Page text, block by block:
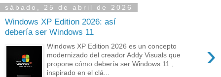
sábado, 25 de abril de 2026
Windows XP Edition 2026: así
debería ser Windows 11
›
Windows XP Edition 2026 es un concepto
modernizado del creador Addy Visuals que
propone cómo debería ser Windows 11 ,
inspirado en el clá...